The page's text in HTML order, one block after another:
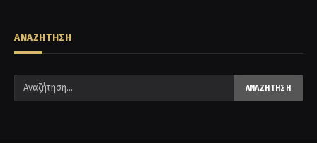
ΑΝΑΖΗΤΗΣΗ